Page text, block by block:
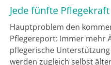
Jede fünfte
Hauptproblem den
Pflegereport: Immer mehr
pflegerische
werden zugleich selbst